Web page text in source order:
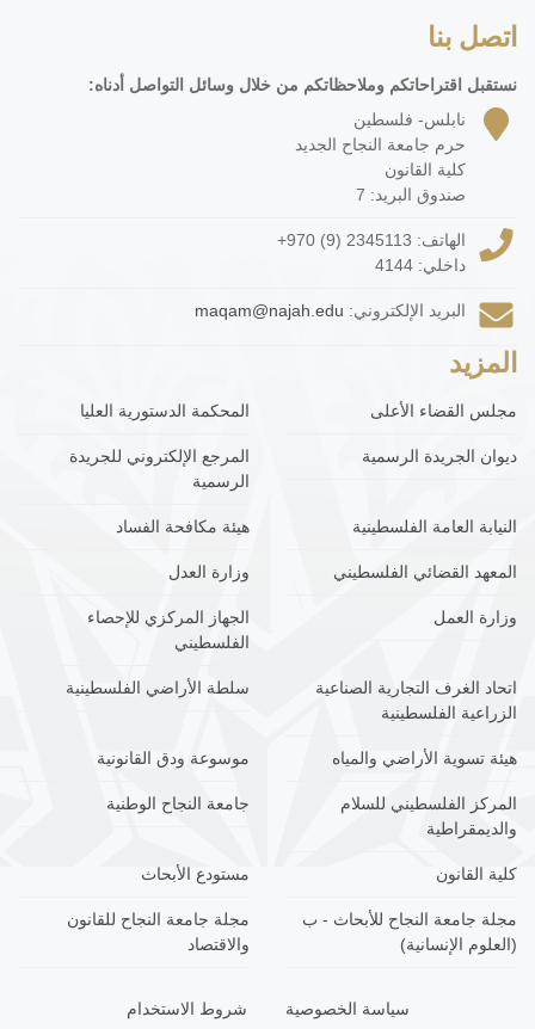
اتصل بنا
نستقبل اقتراحاتكم وملاحظاتكم من خلال وسائل التواصل أدناه:
نابلس- فلسطين
حرم جامعة النجاح الجديد
كلية القانون
صندوق البريد: 7
الهاتف: +970 (9) 2345113
داخلي: 4144
البريد الإلكتروني: maqam@najah.edu
المزيد
مجلس القضاء الأعلى المحكمة الدستورية العليا
ديوان الجريدة الرسمية
المرجع الإلكتروني للجريدة
الرسمية
النيابة العامة الفلسطينية هيئة مكافحة الفساد
المعهد القضائي الفلسطيني وزارة العدل
وزارة العمل
الجهاز المركزي للإحصاء
الفلسطيني
اتحاد الغرف التجارية الصناعية
الزراعية الفلسطينية
سلطة الأراضي الفلسطينية
هيئة تسوية الأراضي والمياه موسوعة ودق القانونية
المركز الفلسطيني للسلام
والديمقراطية
جامعة النجاح الوطنية
كلية القانون مستودع الأبحاث
مجلة جامعة النجاح للأبحاث - ب
(العلوم الإنسانية)
مجلة جامعة النجاح للقانون
والاقتصاد
سياسة الخصوصية شروط الاستخدام